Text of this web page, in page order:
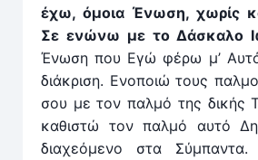
έχω, όμοια Ένωση, χωρίς
Σε ενώνω με το Δάσκαλο
Ένωση που Εγώ φέρω μ’
διάκριση. Ενοποιώ τους
σου με τον παλμό της δικής
καθιστώ τον παλμό αυτό
διαχεόμενο στα Σύμπαν­τα.